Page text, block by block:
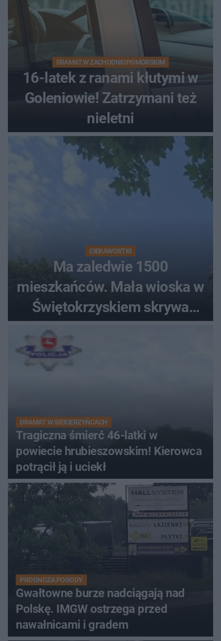
DRAMAT W ZACHODNIOPOMORSKIM
16-latek z ranami kłutymi w
Goleniowie! Zatrzymani też
nieletni
CIEKAWOSTKI
Ma zaledwie 1500
mieszkańców. Mała wioska w
Świętokrzyskiem skrywa
zabytki, bywał tu nawet król
DRAMAT W SIEKIERZYŃCACH
Tragiczna śmierć 46-latki w
powiecie hrubieszowskim! Kierowca
potrącił ją i uciekł
PROGNOZA POGODY
Gwałtowne burze nadciągają nad
Polskę. IMGW ostrzega przed
nawałnicami i gradem